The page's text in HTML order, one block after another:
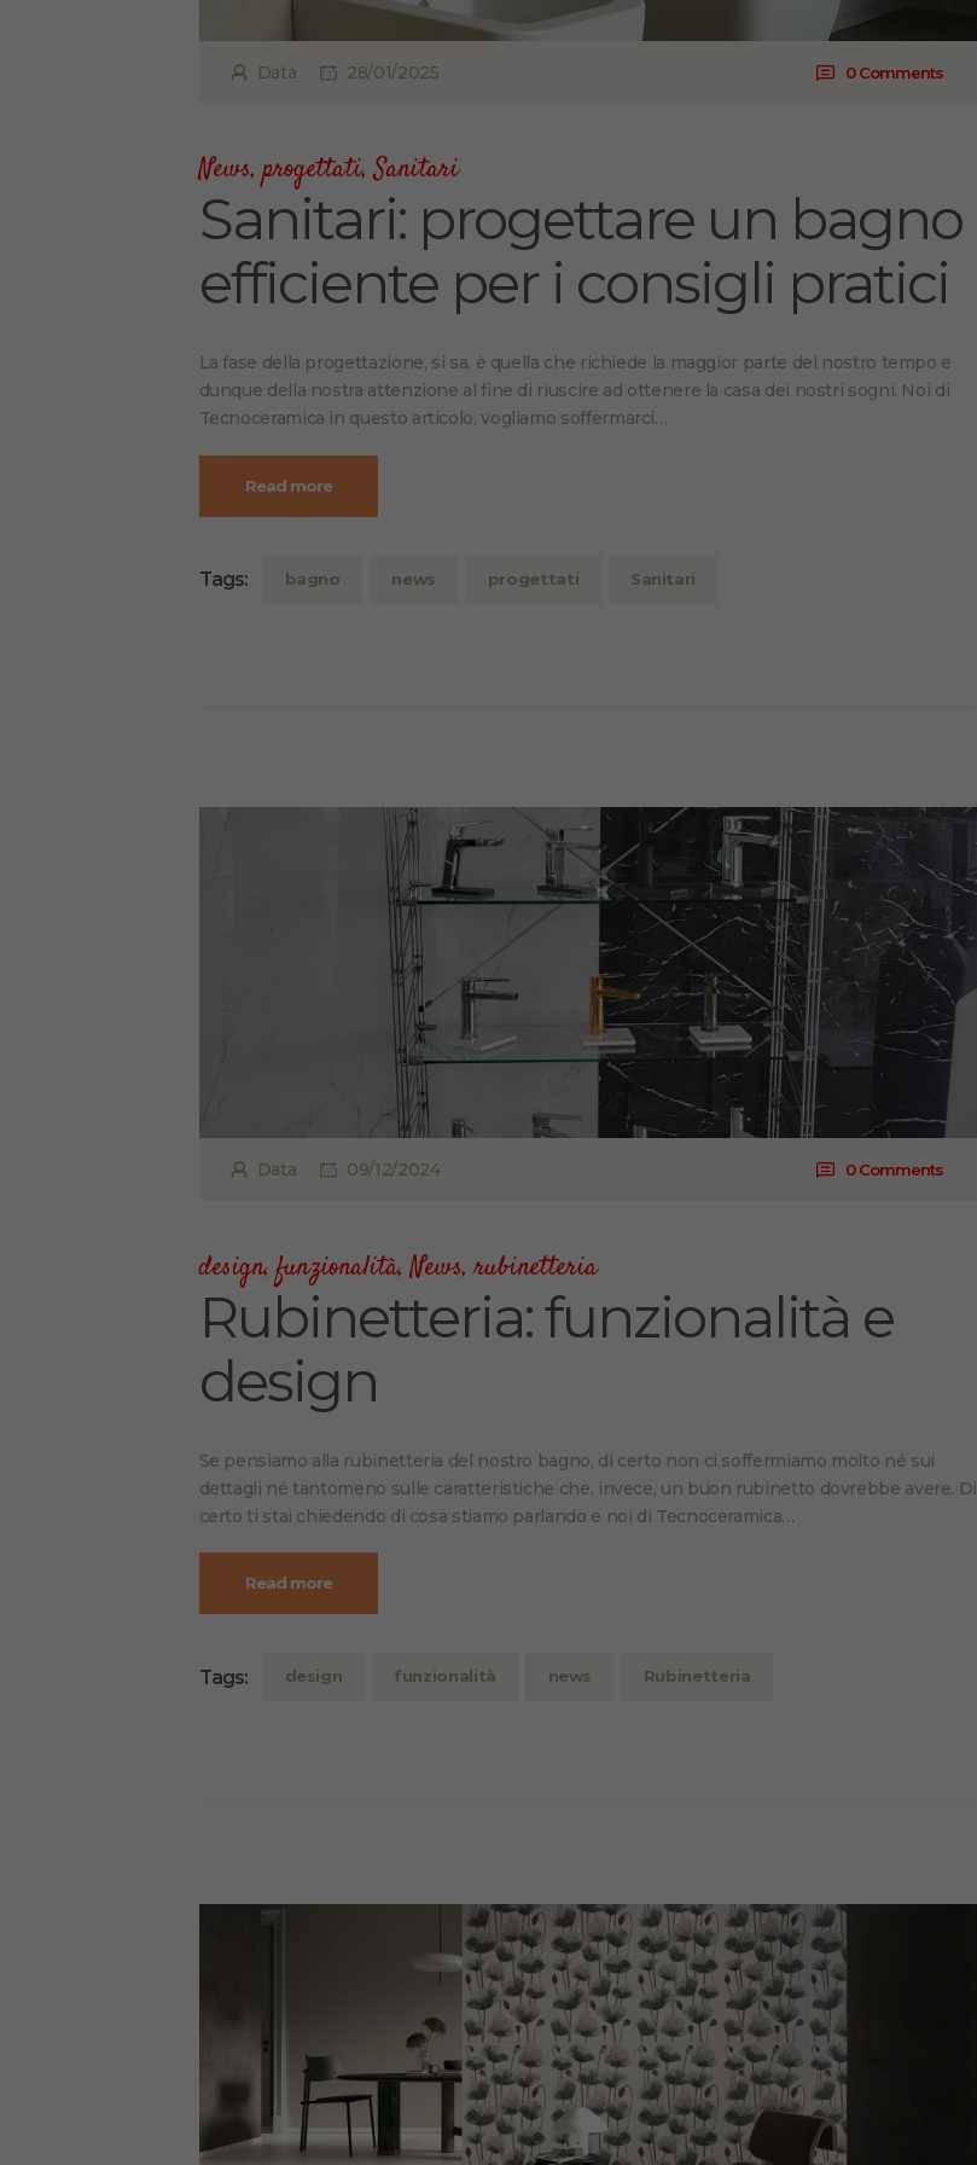
Data 28/01/2025 0 Comments
News,progettati,Sanitari
Sanitari: progettare un bagno
efficiente per i consigli pratici
La fase della progettazione, si sa, è quella che richiede la maggior parte del nostro tempo e
dunque della nostra attenzione al fine di riuscire ad ottenere la casa dei nostri sogni. Noi di
Tecnoceramica in questo articolo, vogliamo soffermarci…
Read more
Tags: bagno news progettati Sanitari
Data 09/12/2024 0 Comments
design,funzionalità,News,rubinetteria
Rubinetteria: funzionalità e
design
Se pensiamo alla rubinetteria del nostro bagno, di certo non ci soffermiamo molto né sui
dettagli né tantomeno sulle caratteristiche che, invece, un buon rubinetto dovrebbe avere. Di
certo ti stai chiedendo di cosa stiamo parlando e noi di Tecnoceramica…
Read more
Tags: design funzionalità news Rubinetteria